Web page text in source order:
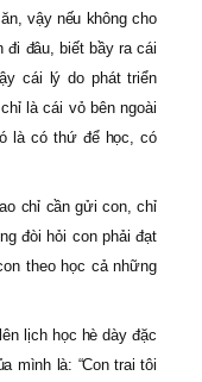
vậy nếu không cho
đâu, biết bầy ra cái
cái lý do phát triển
là cái vỏ bên ngoài
là có thứ để học, có
chỉ cần gửi con, chỉ
đòi hỏi con phải đạt
theo học cả những
lịch học hè dày đặc
mình là: “Con trai tôi